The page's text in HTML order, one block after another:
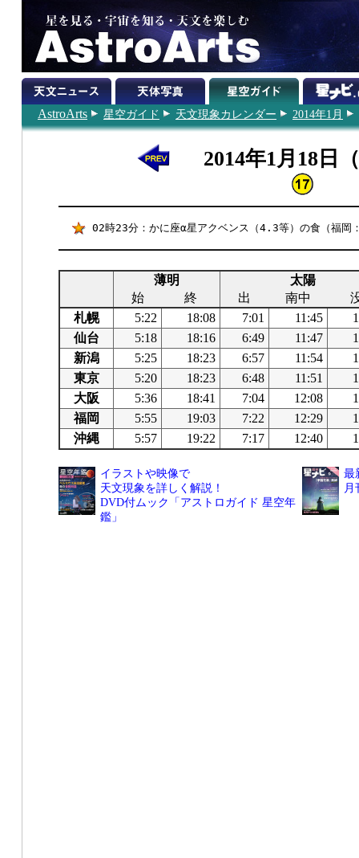
AstroArts 星空ガイド 天文現象カレンダー 2014年1月
2014年1月18日
02時23分：かに座α星アクベンス（4.3等）の食（福岡
薄明
太陽
始
終 出 南中
札幌
5:22 18:08 7:01 11:45
仙台
5:18 18:16 6:49 11:47
新潟
5:25 18:23 6:57 11:54
東京
5:20 18:23 6:48 11:51
大阪
5:36 18:41 7:04 12:08
福岡
5:55 19:03 7:22 12:29
沖縄
5:57 19:22 7:17 12:40
イラストや映像で
天文現象を詳しく解説！
DVD付ムック「アストロガイド 星空年
鑑」
最
月